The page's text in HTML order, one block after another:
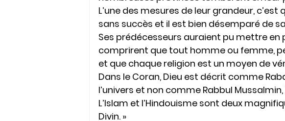
L’une des mesures de leur grandeur,
sans succès et il est bien désemparé de
Ses prédécesseurs auraient pu mettre en
comprirent que tout homme ou femme,
et que chaque religion est un moyen de
Dans le Coran, Dieu est décrit comme
l’univers et non comme Rabbul
L’Islam et l’Hindouisme sont deux
Divin. »